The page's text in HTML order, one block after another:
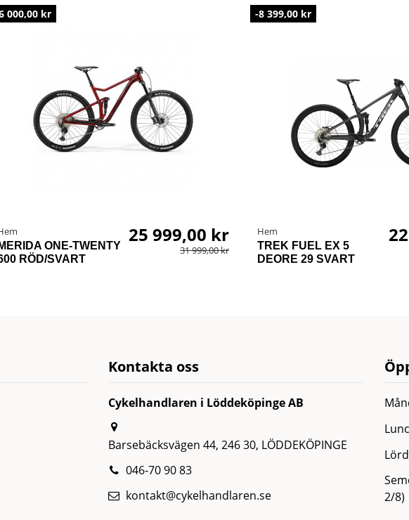
000,00 kr
MERIDA ONE-TWENTY
RÖD/SVART
25 999,00 kr
31 999,00 kr
-8 399,00 kr
Hem
TREK FUEL EX 5
DEORE 29 SVART
Kontakta oss
Cykelhandlaren i Löddeköpinge AB
Barsebäcksvägen 44, 246 30, LÖDDEKÖPINGE
046-70 90 83
kontakt@cykelhandlaren.se
2/8)